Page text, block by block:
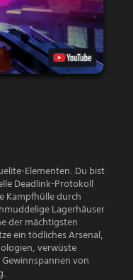
Elementen. Du bist
Deadlink-Protokoll
Kampfhülle durch
Lagerhäuser
der mächtigsten
ein tödliches Arsenal,
verwüste
von